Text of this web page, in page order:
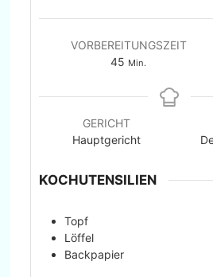
VORBEREITUNGSZEIT
45 Min.
GERICHT
Hauptgericht
KOCHUTENSILIEN
Topf
Löffel
Backpapier